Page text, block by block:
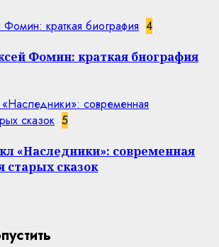
краткая биография 4
Фомин: краткая биография
современная
сказок 5
«Наследники»: современная
старых сказок